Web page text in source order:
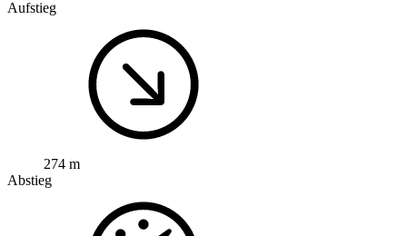
Aufstieg
274 m
Abstieg